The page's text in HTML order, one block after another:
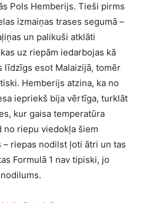
Pols Hemberijs. Tieši pirms
izmaiņas trases segumā –
un palikuši atklāti
uz riepām iedarbojas kā
līdzīgs esot Malaizijā, tomēr
Hemberijs atzina, ka no
iepriekš bija vērtīga, turklāt
kur gaisa temperatūra
no riepu viedokļa šiem
riepas nodilst ļoti ātri un tas
Formulā 1 nav tipiski, jo